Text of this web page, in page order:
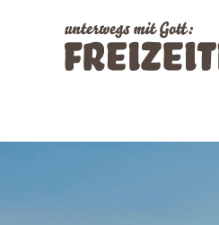
Hauptnavigation